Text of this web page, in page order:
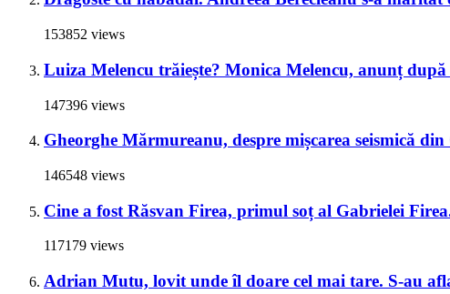
153852 views
Luiza Melencu trăiește? Monica Melencu, anunț
147396 views
Gheorghe Mărmureanu, despre mișcarea seismică
146548 views
Cine a fost Răsvan Firea, primul soț al Gabrielei
117179 views
Adrian Mutu, lovit unde îl doare cel mai tare. S-au